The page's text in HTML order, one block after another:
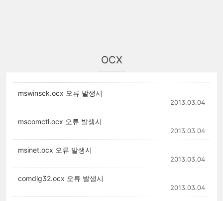
OCX
mswinsck.ocx 오류 발생시
2013.03.04
mscomctl.ocx 오류 발생시
2013.03.04
msinet.ocx 오류 발생시
2013.03.04
comdlg32.ocx 오류 발생시
2013.03.04